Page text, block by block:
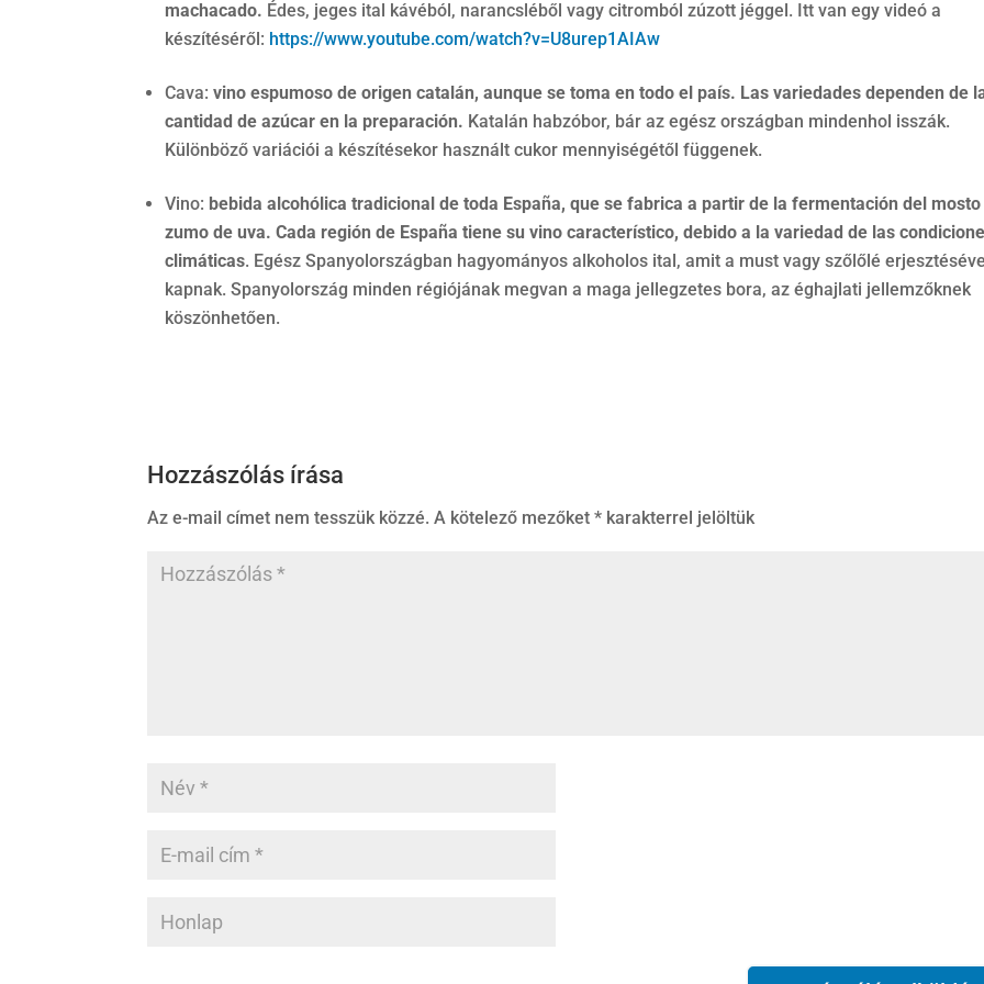
machacado. Édes, jeges ital kávéból, narancsléből vagy citromból zúzott jéggel. Itt van egy videó a
készítéséről: https://www.youtube.com/watch?v=U8urep1AIAw
Cava:vino espumoso de origen catalán, aunque se toma en todo el país. Las variedades dependen de
cantidad de azúcar en la preparación. Katalán habzóbor, bár az egész országban mindenhol isszák.
Különböző variációi a készítésekor használt cukor mennyiségétől függenek.
Vino: bebida alcohólica tradicional de toda España, que se fabrica a partir de la fermentación del mosto
zumo de uva. Cada región de España tiene su vino característico, debido a la variedad de las
climáticas. Egész Spanyolországban hagyományos alkoholos ital, amit a must vagy szőlőlé
kapnak. Spanyolország minden régiójának megvan a maga jellegzetes bora, az éghajlati jellemzőknek
köszönhetően.
Hozzászólás írása
Az e-mail címet nem tesszük közzé. A kötelező mezőket* karakterrel jelöltük